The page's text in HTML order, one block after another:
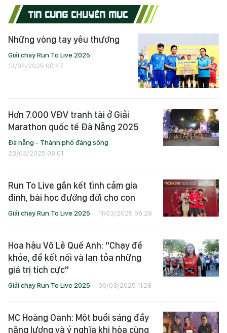
TIN CÙNG CHUYÊN MỤC
Những vòng tay yêu thương
Giải chạy Run To Live 2025
13/04/2025 00:47
Hơn 7.000 VĐV tranh tài ở Giải
Marathon quốc tế Đà Nẵng 2025
Đà nẵng - Thành phố đáng sống
23/03/2025 08:01
Run To Live gắn kết tình cảm gia
đình, bài học đường đời cho con
Giải chạy Run To Live 2025 11/03/2025 06:28
Hoa hậu Võ Lê Quế Anh: "Chạy để
khỏe, để kết nối và lan tỏa những
giá trị tích cực"
Giải chạy Run To Live 2025 09/03/2025 11:28
MC Hoàng Oanh: Một buổi sáng đầy
năng lượng và ý nghĩa khi hòa cùng